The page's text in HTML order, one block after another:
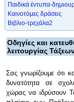
Παιδικά έντυπα-
Καινοτόμες δράσεις
Βιβλιο-τρεχάλα2
Οδηγίες και
λειτουργίας
Σας γνωρίζουμε ότι
δυνατότητα σε
χώρας να ιδρύσουν